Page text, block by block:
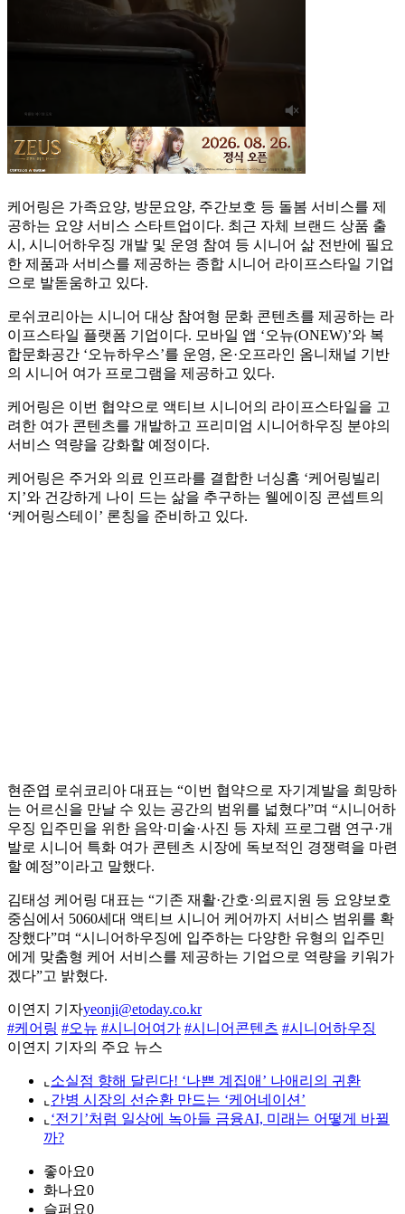
케어링은 가족요양, 방문요양, 주간보호 등 돌봄 서비스를 제
공하는 요양 서비스 스타트업이다. 최근 자체 브랜드 상품 출
시, 시니어하우징 개발 및 운영 참여 등 시니어 삶 전반에 필요
한 제품과 서비스를 제공하는 종합 시니어 라이프스타일 기업
으로 발돋움하고 있다.
로쉬코리아는 시니어 대상 참여형 문화 콘텐츠를 제공하는 라
이프스타일 플랫폼 기업이다. 모바일 앱 ‘오뉴(ONEW)’와 복
합문화공간 ‘오뉴하우스’를 운영, 온·오프라인 옴니채널 기반
의 시니어 여가 프로그램을 제공하고 있다.
케어링은 이번 협약으로 액티브 시니어의 라이프스타일을 고
려한 여가 콘텐츠를 개발하고 프리미엄 시니어하우징 분야의
서비스 역량을 강화할 예정이다.
케어링은 주거와 의료 인프라를 결합한 너싱홈 ‘케어링빌리
지’와 건강하게 나이 드는 삶을 추구하는 웰에이징 콘셉트의
‘케어링스테이’ 론칭을 준비하고 있다.
현준엽 로쉬코리아 대표는 “이번 협약으로 자기계발을 희망하
는 어르신을 만날 수 있는 공간의 범위를 넓혔다”며 “시니어하
우징 입주민을 위한 음악·미술·사진 등 자체 프로그램 연구·개
발로 시니어 특화 여가 콘텐츠 시장에 독보적인 경쟁력을 마련
할 예정”이라고 말했다.
김태성 케어링 대표는 “기존 재활·간호·의료지원 등 요양보호
중심에서 5060세대 액티브 시니어 케어까지 서비스 범위를 확
장했다”며 “시니어하우징에 입주하는 다양한 유형의 입주민
에게 맞춤형 케어 서비스를 제공하는 기업으로 역량을 키워가
겠다”고 밝혔다.
이연지 기자yeonji@etoday.co.kr
#케어링 #오뉴 #시니어여가 #시니어콘텐츠 #시니어하우징
이연지 기자의 주요 뉴스
⌞ 소실점 향해 달린다! ‘나쁜 계집애’ 나애리의 귀환
⌞ 간병 시장의 선순환 만드는 ‘케어네이션’
⌞ ‘전기’처럼 일상에 녹아들 금융AI, 미래는 어떻게 바뀔
까?
좋아요0
화나요0
슬퍼요0